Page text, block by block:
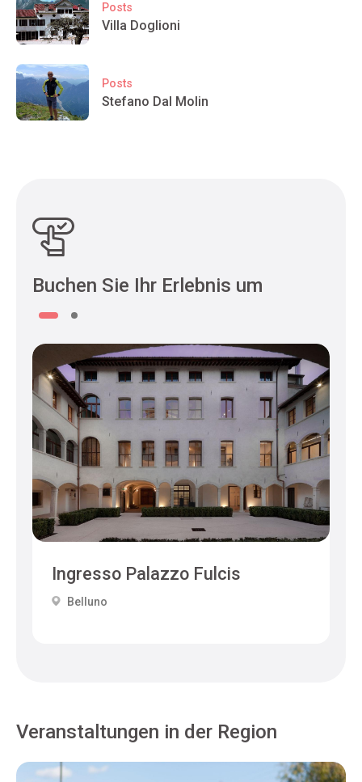
Posts
Villa Doglioni
Posts
Stefano Dal Molin
Buchen Sie Ihr Erlebnis um
Ingresso Palazzo Fulcis
Belluno
Veranstaltungen in der Region